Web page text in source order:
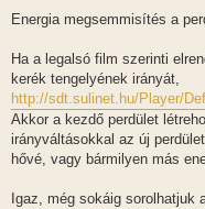
Energia megsemmisítés a
Ha a legalsó film szerinti
kerék tengelyének irányát,
http://sdt.sulinet.hu/Player/
Akkor a kezdő perdület
irányváltásokkal az új
hővé, vagy bármilyen más
Igaz, még sokáig sorolhatjuk